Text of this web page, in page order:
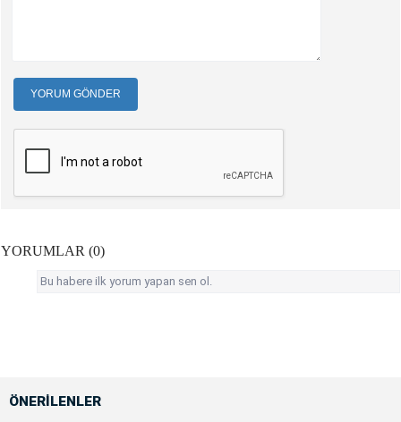
YORUM GÖNDER
YORUMLAR (0)
Bu habere ilk yorum yapan sen ol.
ÖNERİLENLER